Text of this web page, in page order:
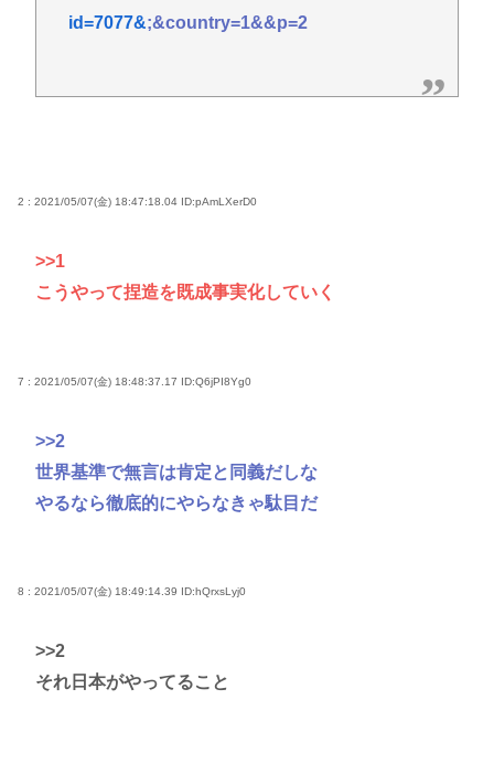
id=7077&;&country=1&&p=2
2 : 2021/05/07(金) 18:47:18.04 ID:pAmLXerD0
>>1
こうやって捏造を既成事実化していく
7 : 2021/05/07(金) 18:48:37.17 ID:Q6jPI8Yg0
>>2
世界基準で無言は肯定と同義だしな
やるなら徹底的にやらなきゃ駄目だ
8 : 2021/05/07(金) 18:49:14.39 ID:hQrxsLyj0
>>2
それ日本がやってること